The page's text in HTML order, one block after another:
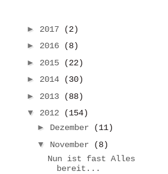
► 2017
(2)
► 2016
(8)
► 2015
(22)
► 2014
(30)
► 2013
(88)
▼ 2012
(154)
► Dezember
(11)
▼ November
(8)
Nun ist fast Alles
bereit...